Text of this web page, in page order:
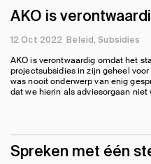
AKO is
12 Oct 2022 Beleid Subsidies
AKO is verontwaardig omdat het
projectsubsidies in zijn geheel
was nooit onderwerp van enig
dat we hierin als adviesorgaan niet
Spreken met één